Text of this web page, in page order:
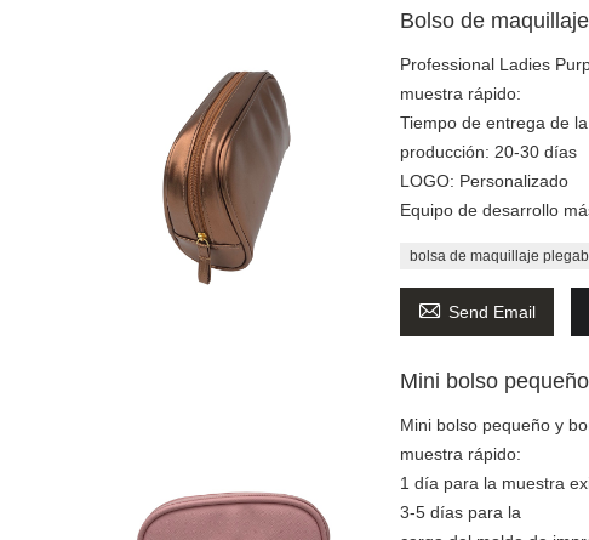
Bolso de
Professional Ladies
muestra rápido:
Tiempo de entrega de
producción: 20-30 días
LOGO: Personalizado
Equipo de desarrollo
bolsa de maquillaje
 Send Email
Mini bolso
Mini bolso pequeño y
muestra rápido:
1 día para la muestra
3-5 días para la